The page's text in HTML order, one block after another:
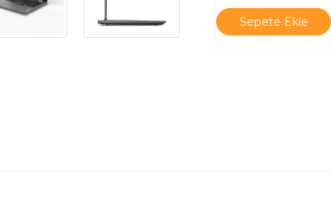
Sepete Ekle